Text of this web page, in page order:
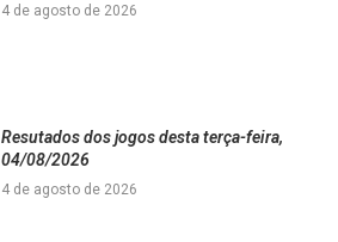
4 de agosto de 2026
Resutados dos jogos desta terça-feira,
04/08/2026
4 de agosto de 2026